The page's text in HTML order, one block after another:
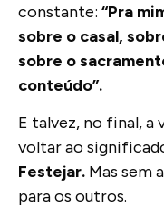
constante: “Pra
sobre o casal,
sobre o
conteúdo”.
E talvez, no final, a
voltar ao
Festejar. Mas sem
para os outros.